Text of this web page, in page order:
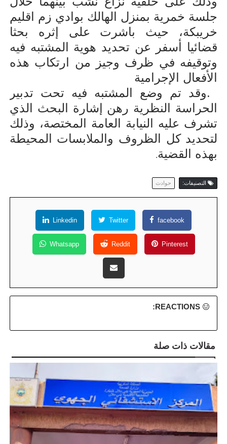
جلسة خمرية بمنزل الهالك بوادي زم اقليم
خريبكة، حيث باشرت على إثره بحثا
قضائيا أسفر عن تحديد هوية المشتبه فيه
وتوقيفه في ظرف وجيز من ارتكاب هذه
الأفعال الإجرامية
.وقد تم وضع المشتبه فيه تحت تدبير
الحراسة النظرية رهن إشارة البحث الذي
تشرف عليه النيابة العامة المختصة، وذلك
لتحديد كل الظروف والملابسات المحيطة
بهذه القضية.
التصنيفات: حوادث
facebook
Twitter
Linkedin
Pinterest
Reddit
Whatsapp
REACTIONS:
مقالات ذات صلة